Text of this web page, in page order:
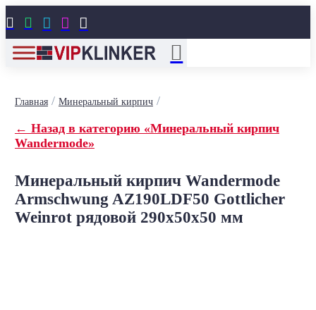
    
Главная/ Минеральный кирпич/
← Назад в категорию «Минеральный кирпич
Wandermode»
Минеральный кирпич Wandermode
Armschwung AZ190LDF50 Gottlicher
Weinrot рядовой 290x50x50 мм